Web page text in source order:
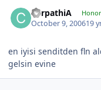
CarpathiA
October 9, 200619
en iyisi senditden fln
gelsin evine